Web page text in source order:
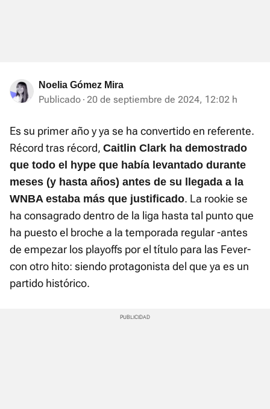
Noelia Gómez Mira
Publicado 20 de septiembre de 2024, 12:02 h
Es su primer año y ya se ha convertido en referente.
Récord tras récord, Caitlin Clark ha demostrado
que todo el hype que había levantado durante
meses (y hasta años) antes de su llegada a la
WNBA estaba más que justificado. La rookie se
ha consagrado dentro de la liga hasta tal punto que
ha puesto el broche a la temporada regular -antes
de empezar los playoffs por el título para las Fever-
con otro hito: siendo protagonista del que ya es un
partido histórico.